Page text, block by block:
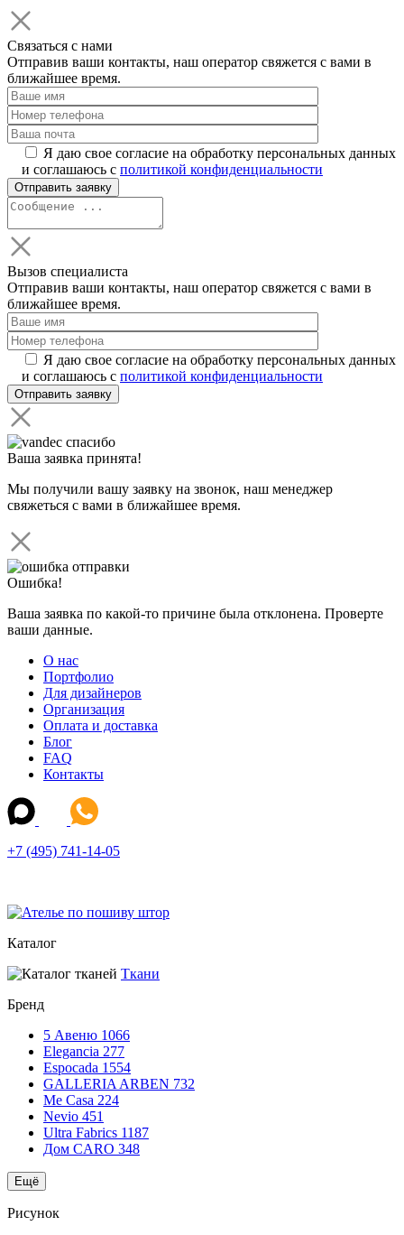
Связаться с нами
Отправив ваши контакты, наш оператор свяжется с вами в
ближайшее время.
Я даю свое согласие на обработку персональных данных
и соглашаюсь с политикой конфиденциальности
Вызов специалиста
Отправив ваши контакты, наш оператор свяжется с вами в
ближайшее время.
Я даю свое согласие на обработку персональных данных
и соглашаюсь с политикой конфиденциальности
Ваша заявка принята!
Мы получили вашу заявку на звонок, наш менеджер
свяжеться с вами в ближайшее время.
Ошибка!
Ваша заявка по какой-то причине была отклонена. Проверте
ваши данные.
О нас
Портфолио
Для дизайнеров
Организация
Оплата и доставка
Блог
FAQ
Контакты
+7 (495) 741-14-05
Каталог
Ткани
Бренд
5 Авеню 1066
Elegancia 277
Espocada 1554
GALLERIA ARBEN 732
Me Casa 224
Nevio 451
Ultra Fabrics 1187
Дом CARO 348
Ещё
Рисунок